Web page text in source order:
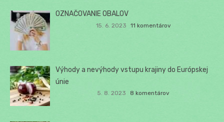
OZNAČOVANIE OBALOV
15. 6. 2023 11 komentárov
Výhody a nevýhody vstupu krajiny do Európskej
únie
5. 8. 2023 8 komentárov